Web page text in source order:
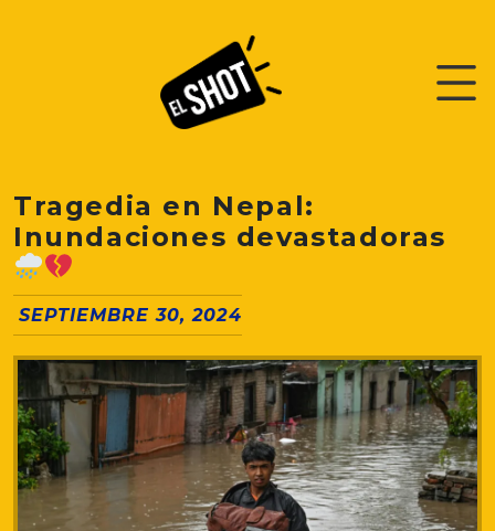
Tragedia en Nepal:
Inundaciones devastadoras
SEPTIEMBRE 30, 2024